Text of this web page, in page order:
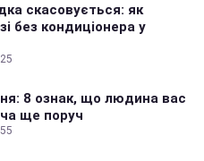
скасовується: як
без кондиціонера у
8 ознак, що людина вас
ще поруч